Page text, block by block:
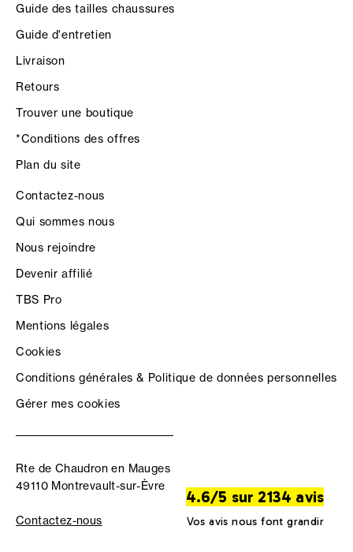
Guide des tailles chaussures
Guide d'entretien
Livraison
Retours
Trouver une boutique
*Conditions des offres
Plan du site
Contactez-nous
Qui sommes nous
Nous rejoindre
Devenir affilié
TBS Pro
Mentions légales
Cookies
Conditions générales & Politique de données personnelles
Gérer mes cookies
Rte de Chaudron en Mauges
49110 Montrevault-sur-Èvre
Contactez-nous
4.6/5 sur 2134 avis
Vos avis nous font grandir